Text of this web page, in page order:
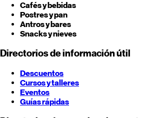
Cafés y bebidas
Postres y pan
Antros y bares
Snacks y nieves
Directorios de información útil
Descuentos
Cursos y talleres
Eventos
Guías rápidas